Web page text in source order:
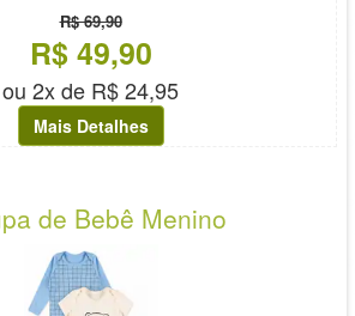
R$ 69,90
R$ 49,90
ou 2x de R$ 24,95
Mais Detalhes
de Bebê Menino